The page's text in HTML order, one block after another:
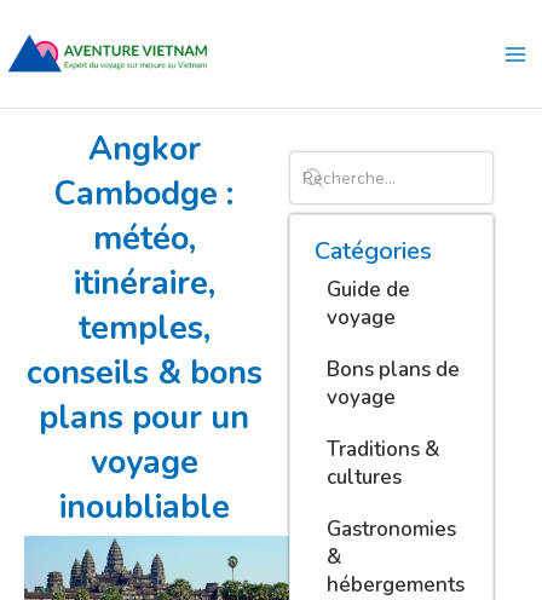
contenu
Angkor
Cambodge :
météo,
itinéraire,
temples,
conseils & bons
plans pour un
voyage
inoubliable
Catégories
Guide de
voyage
Bons plans de
voyage
Traditions &
cultures
Gastronomies
&
hébergements